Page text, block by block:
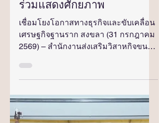
ครั้งที่ 4 ณ จังหวัดสงขลา ปิด
ท้ายการจัดงาน 4 ภูมิภาค ยก
ทัพผู้ประกอบการกว่า 50 ราย
ร่วมแสดงศักยภาพ
เชื่อมโยงโอกาสทางธุรกิจและขับเคลื่อน
เศรษฐกิจฐานราก สงขลา (31 กรกฎาคม
2569) – สำนักงานส่งเสริมวิสาหกิจขนาด
กลางและขนาดย่อม (สสว.) เปิดงาน
“OSS & SMEs GROW TOGETHER